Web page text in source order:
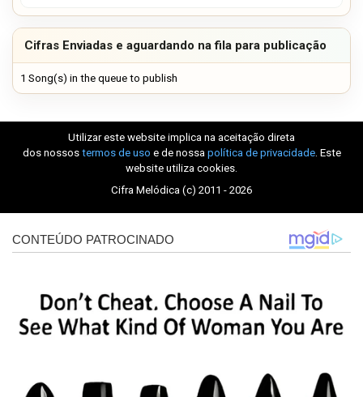
Cifras Enviadas e aguardando na fila para publicação
1 Song(s) in the queue to publish
Utilizar este website implica na aceitação direta
dos nossos termos de uso e de nossa política de privacidade. Este
website utiliza cookies.
Cifra Melódica (c) 2011 - 2026